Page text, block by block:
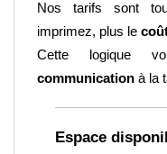
Nos tarifs sont
imprimez, plus le
communication à la
Espace